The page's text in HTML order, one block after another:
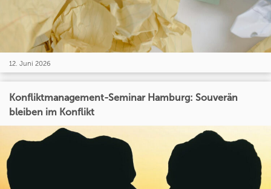
12. Juni 2026
Konfliktmanagement-Seminar Hamburg: Souverän
bleiben im Konflikt